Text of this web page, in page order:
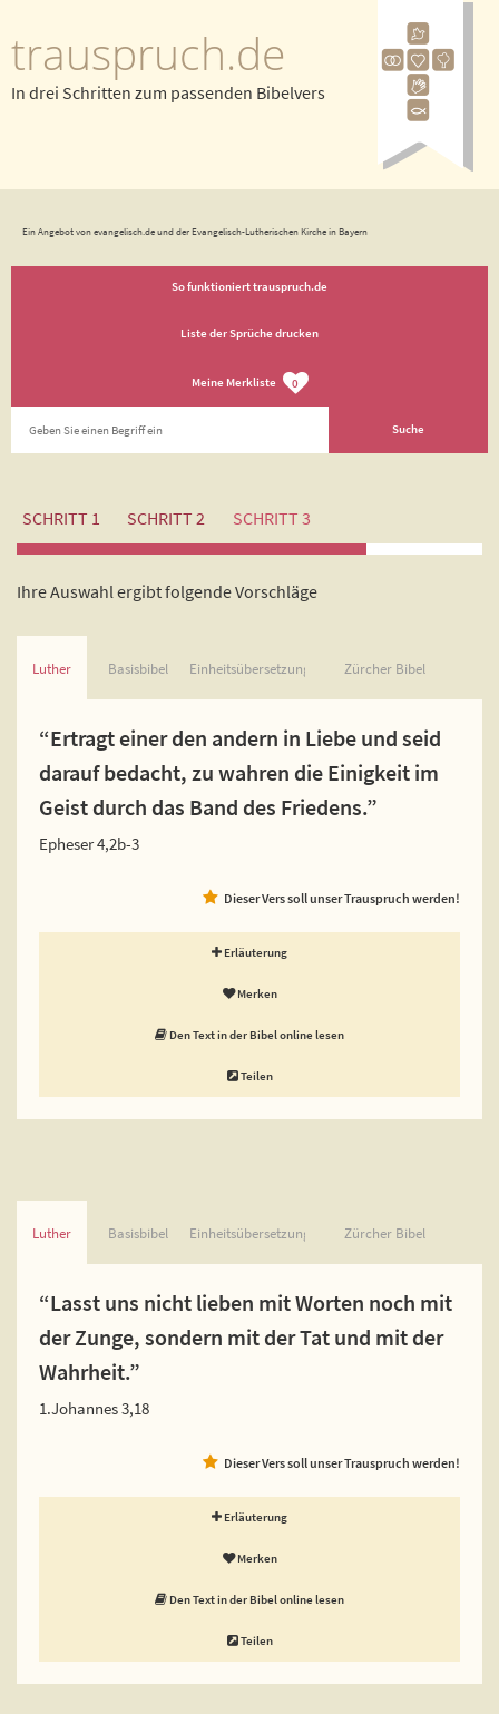
trauspruch.de
In drei Schritten zum passenden Bibelvers
Ein Angebot von evangelisch.de und der Evangelisch-Lutherischen Kirche in Bayern
So funktioniert trauspruch.de
Liste der Sprüche drucken
Meine Merkliste 0
SCHRITT 1 SCHRITT 2 SCHRITT 3
Ihre Auswahl ergibt folgende Vorschläge
Luther Basisbibel Einheitsübersetzung Zürcher Bibel
“Ertragt einer den andern in Liebe und seid
darauf bedacht, zu wahren die Einigkeit im
Geist durch das Band des Friedens.”
Epheser 4,2b-3
Dieser Vers soll unser Trauspruch werden!
Erläuterung
Merken
Den Text in der Bibel online lesen
Teilen
Luther Basisbibel Einheitsübersetzung Zürcher Bibel
“Lasst uns nicht lieben mit Worten noch mit
der Zunge, sondern mit der Tat und mit der
Wahrheit.”
1.Johannes 3,18
Dieser Vers soll unser Trauspruch werden!
Erläuterung
Merken
Den Text in der Bibel online lesen
Teilen